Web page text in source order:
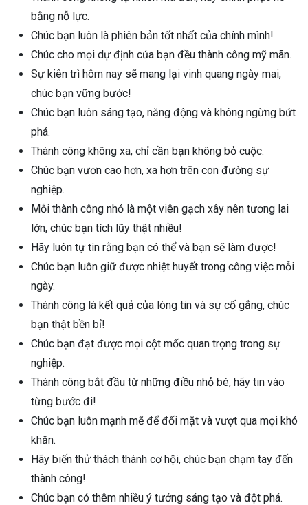
bằng nỗ lực.
Chúc bạn luôn là phiên bản tốt nhất của chính mình!
Chúc cho mọi dự định của bạn đều thành công mỹ mãn.
Sự kiên trì hôm nay sẽ mang lại vinh quang ngày mai,
chúc bạn vững bước!
Chúc bạn luôn sáng tạo, năng động và không ngừng bứt
phá.
Thành công không xa, chỉ cần bạn không bỏ cuộc.
Chúc bạn vươn cao hơn, xa hơn trên con đường sự
nghiệp.
Mỗi thành công nhỏ là một viên gạch xây nên tương lai
lớn, chúc bạn tích lũy thật nhiều!
Hãy luôn tự tin rằng bạn có thể và bạn sẽ làm được!
Chúc bạn luôn giữ được nhiệt huyết trong công việc mỗi
ngày.
Thành công là kết quả của lòng tin và sự cố gắng, chúc
bạn thật bền bỉ!
Chúc bạn đạt được mọi cột mốc quan trọng trong sự
nghiệp.
Thành công bắt đầu từ những điều nhỏ bé, hãy tin vào
từng bước đi!
Chúc bạn luôn mạnh mẽ để đối mặt và vượt qua mọi khó
khăn.
Hãy biến thử thách thành cơ hội, chúc bạn chạm tay đến
thành công!
Chúc bạn có thêm nhiều ý tưởng sáng tạo và đột phá.